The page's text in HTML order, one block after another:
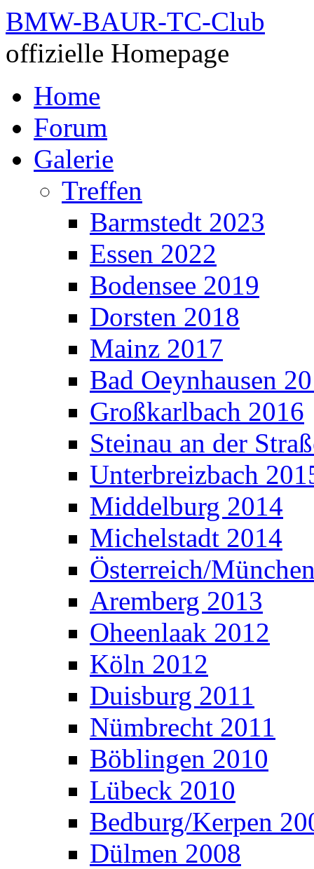
BMW-BAUR-TC-Club
offizielle Homepage
Inhalt
springenHome
Forum
Galerie
Treffen
Barmstedt 2023
Essen 2022
Bodensee 2019
Dorsten 2018
Mainz 2017
Bad Oeynhausen
Großkarlbach 2016
Steinau an der
Unterbreizbach
Middelburg 2014
Michelstadt 2014
Österreich/
Aremberg 2013
Oheenlaak 2012
Köln 2012
Duisburg 2011
Nümbrecht 2011
Böblingen 2010
Lübeck 2010
Bedburg/Kerpen
Dülmen 2008